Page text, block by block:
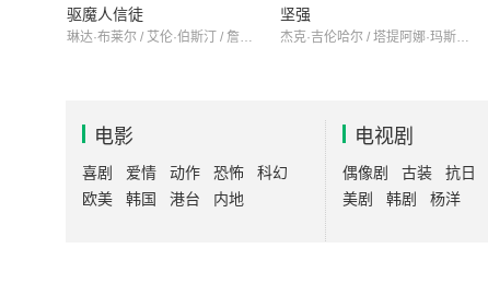
驱魔人信徒
琳达·布莱尔 / 艾伦·伯斯汀 / 詹妮弗·内特尔斯
坚强
杰克·吉伦哈尔 / 塔提阿娜·玛斯拉尼 / 米兰达·理查森
电影
喜剧 爱情 动作 恐怖
科幻
欧美
韩国 港台 内地
电视剧
偶像剧 古装 抗日
美剧
韩剧 杨洋